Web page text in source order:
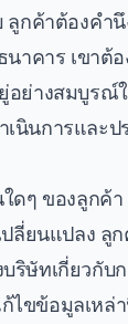
กค้าต้องคำ
าคาร เขาต้อ
ย่างสมบูรณ์
นินการและป
ดๆ ของลูกค้
ลี่ยนแปลง ลู
ษัทเกี่ยวกับ
ไขข้อมูลเหล่